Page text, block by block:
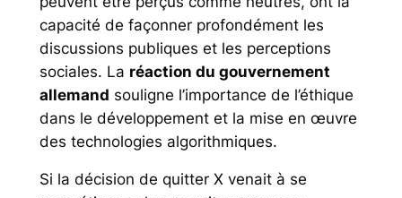
capacité de façonner profondément les
discussions publiques et les perceptions
sociales. La réaction du gouvernement
allemand souligne l’importance de l’éthique
dans le développement et la mise en œuvre
des technologies algorithmiques.
Si la décision de quitter X venait à se